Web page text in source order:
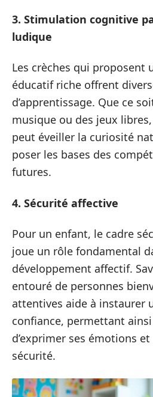
3. Stimulation cognitive
ludique
Les crèches qui proposent
éducatif riche offrent
d’apprentissage. Que ce
musique ou des jeux
peut éveiller la curiosité
poser les bases des
futures.
4. Sécurité affective
Pour un enfant, le cadre
joue un rôle fondamental
développement affectif.
entouré de personnes
attentives aide à instaurer
confiance, permettant ainsi
d’exprimer ses émotions
sécurité.